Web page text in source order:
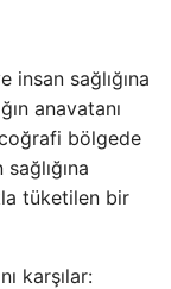
sağlığına
anavatanı
bölgede
tüketilen bir
karşılar: